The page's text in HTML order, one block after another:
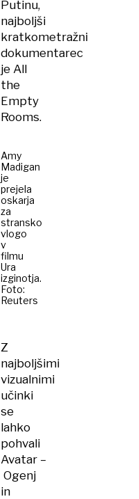
Putinu,
najboljši
kratkometražni
dokumentarec
je All
the
Empty
Rooms.
Amy
Madigan
je
prejela
oskarja
za
stransko
vlogo
v
filmu
Ura
izginotja.
Foto:
Reuters
Z
najboljšimi
vizualnimi
učinki
se
lahko
pohvali
Avatar –
Ogenj
in